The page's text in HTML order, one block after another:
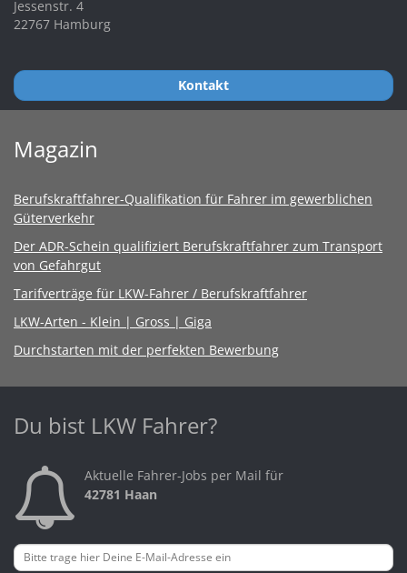
Jessenstr. 4
22767 Hamburg
Kontakt
Magazin
Berufskraftfahrer-Qualifikation für Fahrer im gewerblichen
Güterverkehr
Der ADR-Schein qualifiziert Berufskraftfahrer zum Transport
von Gefahrgut
Tarifverträge für LKW-Fahrer / Berufskraftfahrer
LKW-Arten - Klein | Gross | Giga
Durchstarten mit der perfekten Bewerbung
Du bist LKW Fahrer?
Aktuelle Fahrer-Jobs per Mail für
42781 Haan